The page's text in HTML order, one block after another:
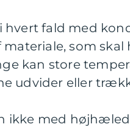
hvert fald med
materiale, som
kan store
udvider eller
ikke med